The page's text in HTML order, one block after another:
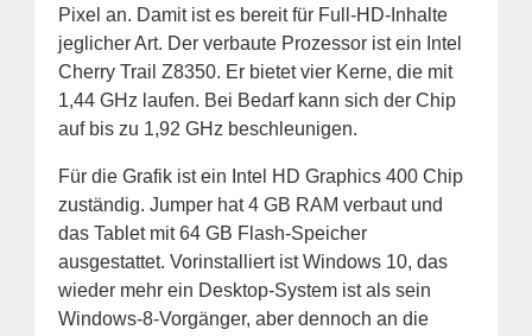
Pixel an. Damit ist es bereit für Full-HD-Inhalte
jeglicher Art. Der verbaute Prozessor ist ein Intel
Cherry Trail Z8350. Er bietet vier Kerne, die mit
1,44 GHz laufen. Bei Bedarf kann sich der Chip
auf bis zu 1,92 GHz beschleunigen.
Für die Grafik ist ein Intel HD Graphics 400 Chip
zuständig. Jumper hat 4 GB RAM verbaut und
das Tablet mit 64 GB Flash-Speicher
ausgestattet. Vorinstalliert ist Windows 10, das
wieder mehr ein Desktop-System ist als sein
Windows-8-Vorgänger, aber dennoch an die